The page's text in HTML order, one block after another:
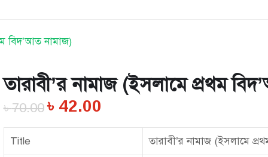
বিদ’আত নামাজ)
তারাবী’র নামাজ (ইসলামে প্রথম
৳70.00 ৳ 42.00
Title তারাবী’র নামাজ (ইসলামে